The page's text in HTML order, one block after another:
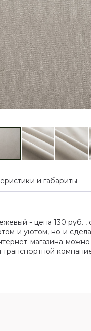
и габариты
- цена 130 руб.
и уютом, но и
магазина